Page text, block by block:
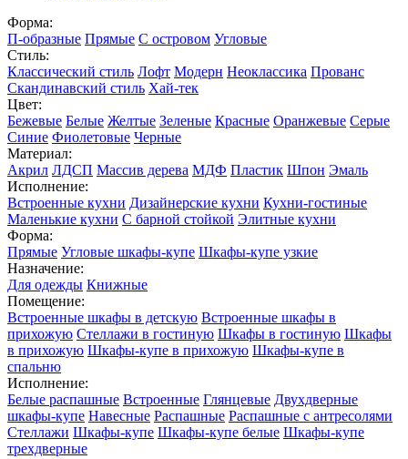
Форма:
П-образные Прямые С островом Угловые
Стиль:
Классический стиль Лофт Модерн Неоклассика Прованс
Скандинавский стиль Хай-тек
Цвет:
Бежевые Белые Желтые Зеленые Красные Оранжевые Серые
Синие Фиолетовые Черные
Материал:
Акрил ЛДСП Массив дерева МДФ Пластик Шпон Эмаль
Исполнение:
Встроенные кухни Дизайнерские кухни Кухни-гостиные
Маленькие кухни С барной стойкой Элитные кухни
Форма:
Прямые Угловые шкафы-купе Шкафы-купе узкие
Назначение:
Для одежды Книжные
Помещение:
Встроенные шкафы в детскую Встроенные шкафы в
прихожую Стеллажи в гостиную Шкафы в гостиную Шкафы
в прихожую Шкафы-купе в прихожую Шкафы-купе в
спальню
Исполнение:
Белые распашные Встроенные Глянцевые Двухдверные
шкафы-купе Навесные Распашные Распашные с антресолями
Стеллажи Шкафы-купе Шкафы-купе белые Шкафы-купе
трехдверные